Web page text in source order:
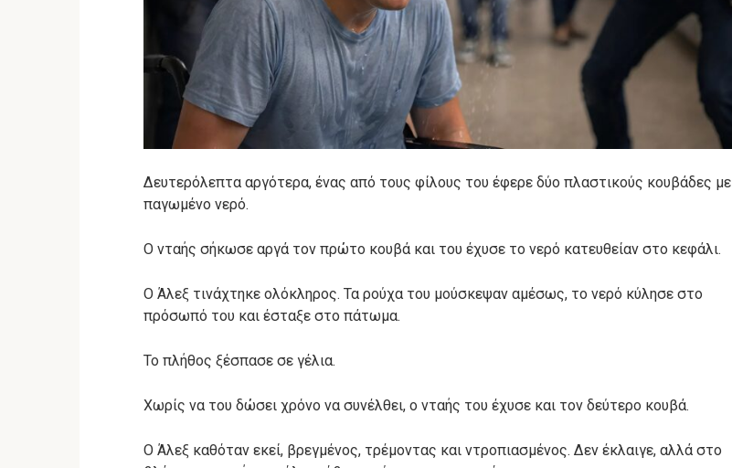
Δευτερόλεπτα αργότερα, ένας από τους φίλους του έφερε δύο πλαστικούς κουβάδες με
παγωμένο νερό.
Ο νταής σήκωσε αργά τον πρώτο κουβά και του έχυσε το νερό κατευθείαν στο κεφάλι.
Ο Άλεξ τινάχτηκε ολόκληρος. Τα ρούχα του μούσκεψαν αμέσως, το νερό κύλησε στο
πρόσωπό του και έσταξε στο πάτωμα.
Το πλήθος ξέσπασε σε γέλια.
Χωρίς να του δώσει χρόνο να συνέλθει, ο νταής του έχυσε και τον δεύτερο κουβά.
Ο Άλεξ καθόταν εκεί, βρεγμένος, τρέμοντας και ντροπιασμένος. Δεν έκλαιγε, αλλά στο